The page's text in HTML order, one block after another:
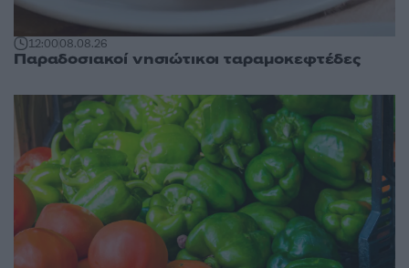
12:0008.08.26
Παραδοσιακοί νησιώτικοι ταραμοκεφτέδες